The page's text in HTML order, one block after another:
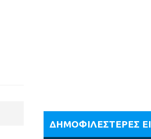
ΔΗΜΟΦΙΛΕΣΤΕΡΕΣ